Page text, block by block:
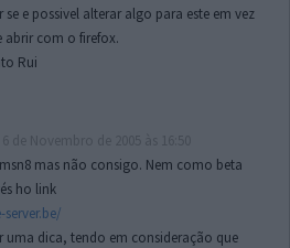
se e possivel alterar algo para este em vez
abrir com o firefox.
Rui
mas não consigo. Nem como beta
ho link
uma dica, tendo em consideração que